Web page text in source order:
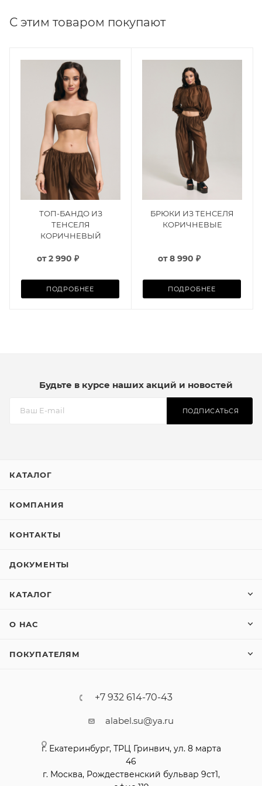
С этим товаром покупают
ТОП-БАНДО ИЗ
ТЕНСЕЛЯ
КОРИЧНЕВЫЙ
от2 990 ₽
ПОДРОБНЕЕ
БРЮКИ ИЗ ТЕНСЕЛЯ
КОРИЧНЕВЫЕ
от8 990 ₽
ПОДРОБНЕЕ
Будьте в курсе наших акций и новостей
ПОДПИСАТЬСЯ
КАТАЛОГ
КОМПАНИЯ
КОНТАКТЫ
ДОКУМЕНТЫ
КАТАЛОГ
О НАС
ПОКУПАТЕЛЯМ
+7 932 614-70-43
alabel.su@ya.ru